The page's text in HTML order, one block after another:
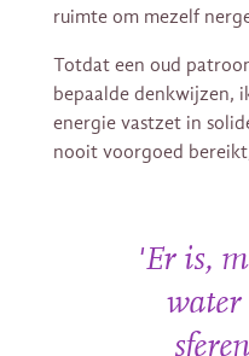
ruimte om mezelf
Totdat een oud
bepaalde denkwijzen,
energie vastzet in
nooit voorgoed
'Er is,
water